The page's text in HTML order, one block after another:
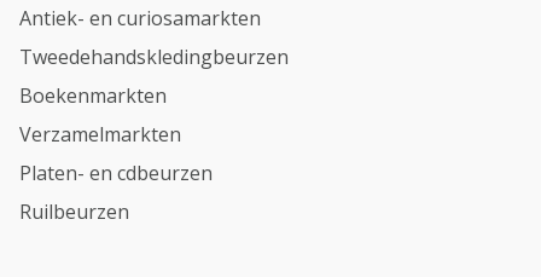
Antiek- en curiosamarkten
Tweedehandskledingbeurzen
Boekenmarkten
Verzamelmarkten
Platen- en cdbeurzen
Ruilbeurzen